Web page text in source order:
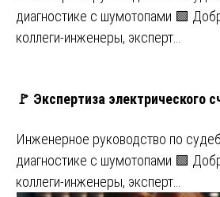
диагностике с шумотопами 🟩
коллеги-инженеры, эксперт…
🚩 Экспертиза электрического
Инженерное руководство по
диагностике с шумотопами 🟩
коллеги-инженеры, эксперт…